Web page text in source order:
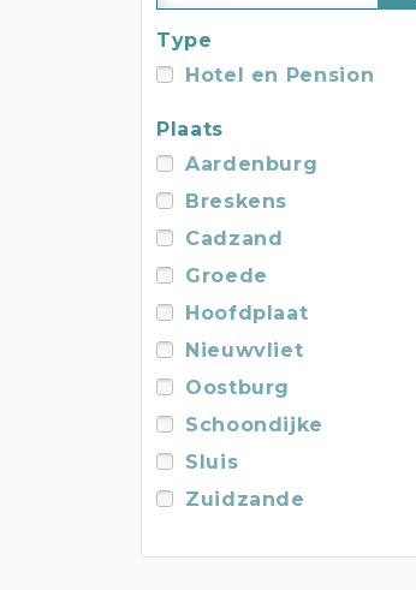
Type
Hotel en Pension
Plaats
Aardenburg
Breskens
Cadzand
Groede
Hoofdplaat
Nieuwvliet
Oostburg
Schoondijke
Sluis
Zuidzande